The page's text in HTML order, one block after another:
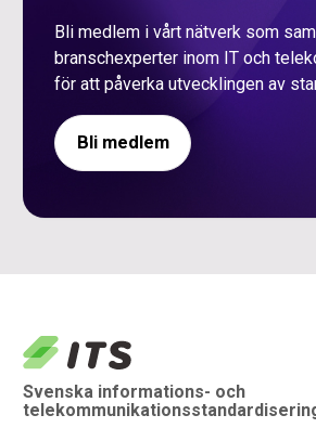
Bli medlem i vårt nätverk som
branschexperter inom IT och
för att påverka utvecklingen av
Bli medlem
logo
Svenska informations- och